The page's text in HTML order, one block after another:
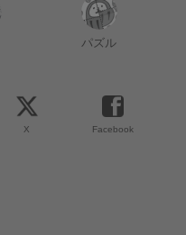
パズル
X Facebook